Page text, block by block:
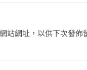
站網址，以供下次發佈